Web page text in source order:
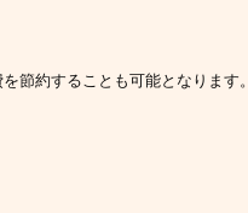
節約することも可能となります